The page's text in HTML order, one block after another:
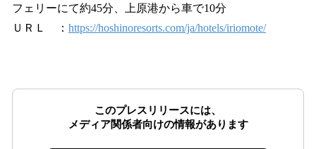
フェリーにて約45分、上原港から車で10分
ＵＲＬ ： https://hoshinoresorts.com/ja/hotels/iriomote/
このプレスリリースには、
メディア関係者向けの情報があります